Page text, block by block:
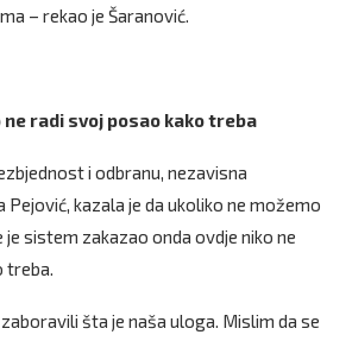
– rekao je Šaranović.
ne radi svoj posao kako treba
i odbranu, nezavisna
Pejović, kazala je da ukoliko ne možemo
sistem zakazao onda ovdje niko ne
treba.
šta je naša uloga. Mislim da se